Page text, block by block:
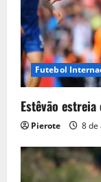
Futebol
Estêvão
Pierote 8 de